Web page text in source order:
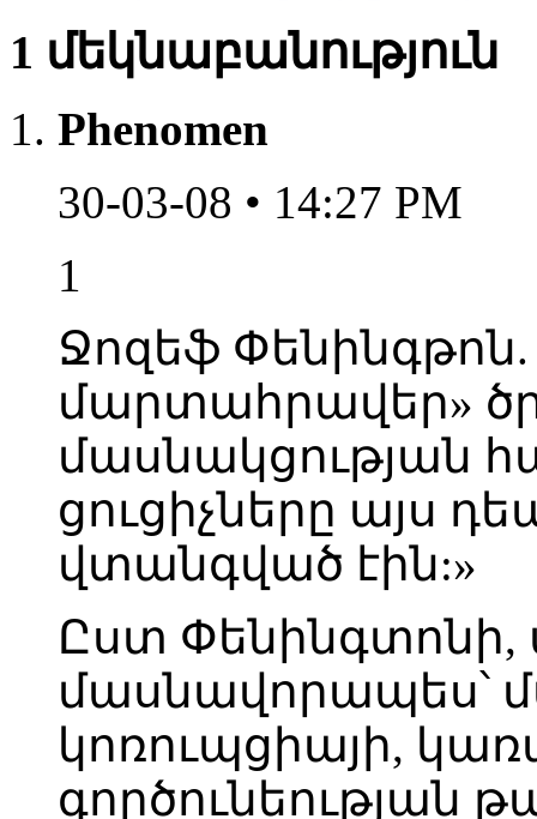
1 մեկնաբանություն
Phenomen
30-03-08 • 14:27 PM
1
Ջոզեֆ
մարտահրավեր»
մասնակցության
ցուցիչները այս
վտանգված էին:»
Ըստ Փենինգտոնի,
մասնավորապես՝
կոռուպցիայի,
գործունեության